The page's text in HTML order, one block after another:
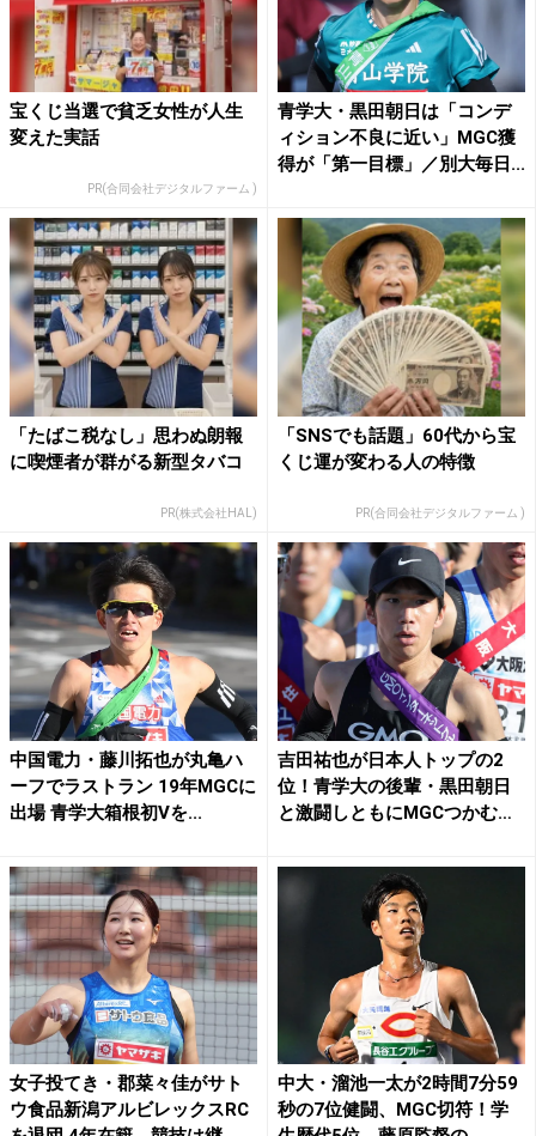
宝くじ当選で貧乏女性が人生
変えた実話
PR(合同会社デジタルファーム )
青学大・黒田朝日は「コンデ
ィション不良に近い」MGC獲
得が「第一目標」／別大毎日...
「たばこ税なし」思わぬ朗報
に喫煙者が群がる新型タバコ
PR(株式会社HAL)
「SNSでも話題」60代から宝
くじ運が変わる人の特徴
PR(合同会社デジタルファーム )
中国電力・藤川拓也が丸亀ハ
ーフでラストラン 19年MGCに
出場 青学大箱根初Vを...
吉田祐也が日本人トップの2
位！青学大の後輩・黒田朝日
と激闘しともにMGCつかむ
女子投てき・郡菜々佳がサト
ウ食品新潟アルビレックスRC
中大・溜池一太が2時間7分59
秒の7位健闘、MGC切符！学